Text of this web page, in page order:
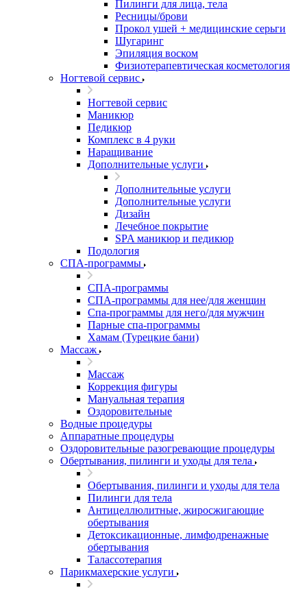
Пилинги для лица, тела
Ресницы/брови
Прокол ушей + медицинские серьги
Шугаринг
Эпиляция воском
Физиотерапевтическая косметология
Ногтевой сервис
Ногтевой сервис
Маникюр
Педикюр
Комплекс в 4 руки
Наращивание
Дополнительные услуги
Дополнительные услуги
Дополнительные услуги
Дизайн
Лечебное покрытие
SPA маникюр и педикюр
Подология
СПА-программы
СПА-программы
СПА-программы для нее/для женщин
Спа-программы для него/для мужчин
Парные спа-программы
Хамам (Турецкие бани)
Массаж
Массаж
Коррекция фигуры
Мануальная терапия
Оздоровительные
Водные процедуры
Аппаратные процедуры
Оздоровительные разогревающие процедуры
Обертывания, пилинги и уходы для тела
Обертывания, пилинги и уходы для тела
Пилинги для тела
Антицеллюлитные, жиросжигающие
обертывания
Детоксикационные, лимфодренажные
обертывания
Талассотерапия
Парикмахерские услуги